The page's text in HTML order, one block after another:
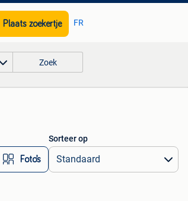
Plaats zoekertje FR
Zoek
Foto’s
Sorteer op